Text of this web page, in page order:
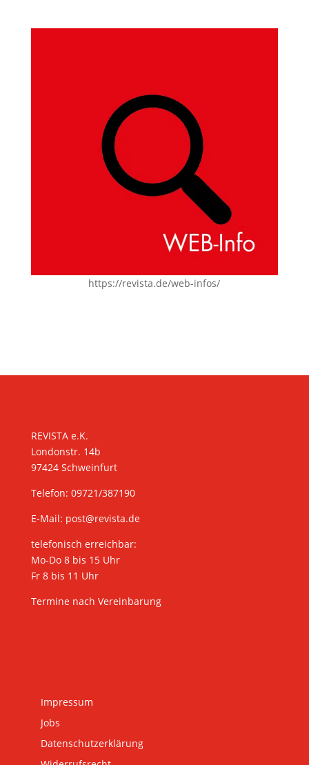
https://revista.de/web-infos/
REVISTA e.K.
Londonstr. 14b
97424 Schweinfurt
Telefon: 09721/387190
E-Mail: post@revista.de
telefonisch erreichbar:
Mo-Do 8 bis 15 Uhr
Fr 8 bis 11 Uhr
Termine nach Vereinbarung
Impressum
Jobs
Datenschutzerklärung